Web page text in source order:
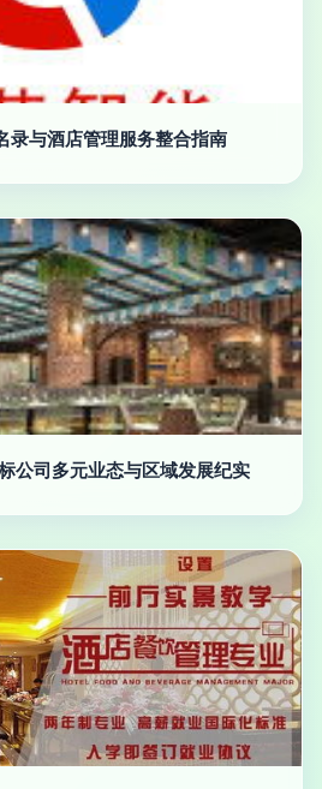
录与酒店管理服务整合指南
公司多元业态与区域发展纪实